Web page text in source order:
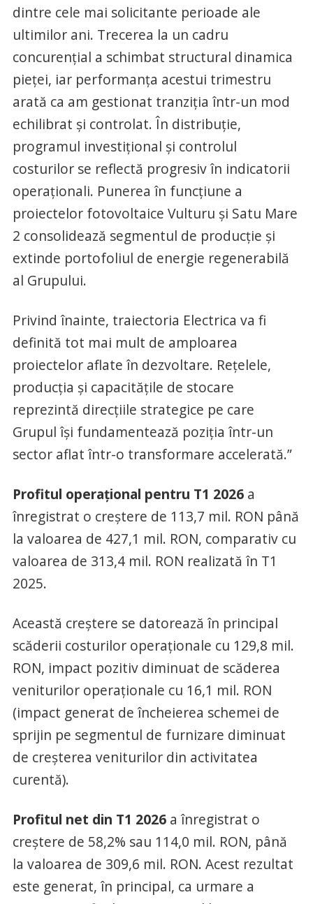
dintre cele mai solicitante perioade ale
ultimilor ani. Trecerea la un cadru
concurențial a schimbat structural dinamica
pieței, iar performanța acestui trimestru
arată ca am gestionat tranziția într-un mod
echilibrat și controlat. În distribuție,
programul investițional și controlul
costurilor se reflectă progresiv în indicatorii
operaționali. Punerea în funcțiune a
proiectelor fotovoltaice Vulturu și Satu Mare
2 consolidează segmentul de producție și
extinde portofoliul de energie regenerabilă
al Grupului.
Privind înainte, traiectoria Electrica va fi
definită tot mai mult de amploarea
proiectelor aflate în dezvoltare. Rețelele,
producția și capacitățile de stocare
reprezintă direcțiile strategice pe care
Grupul își fundamentează poziția într-un
sector aflat într-o transformare accelerată.”
Profitul operațional pentru T1 2026a
înregistrat o creștere de 113,7 mil. RON până
la valoarea de 427,1 mil. RON, comparativ cu
valoarea de 313,4 mil. RON realizată în T1
2025.
Această creștere se datorează în principal
scăderii costurilor operaționale cu 129,8 mil.
RON, impact pozitiv diminuat de scăderea
veniturilor operaționale cu 16,1 mil. RON
(impact generat de încheierea schemei de
sprijin pe segmentul de furnizare diminuat
de creșterea veniturilor din activitatea
curentă).
Profitul net din T1 2026a înregistrat o
creștere de 58,2% sau 114,0 mil. RON, până
la valoarea de 309,6 mil. RON. Acest rezultat
este generat, în principal, ca urmare a